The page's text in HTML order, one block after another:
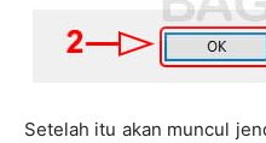
Setelah itu akan muncul